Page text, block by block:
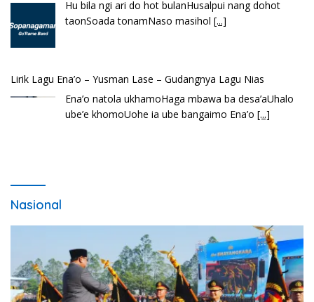
Hu bila ngi ari do hot bulanHusalpui nang dohot
taonSoada tonamNaso masihol [...]
Lirik Lagu Ena’o – Yusman Lase – Gudangnya Lagu Nias
Ena’o natola ukhamoHaga mbawa ba desa’aUhalo
ube’e khomoUohe ia ube bangaimo Ena’o [...]
Nasional